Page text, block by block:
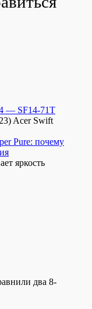
— SF14-71T
Acer Swift
Pure: почему
яркость
два 8-